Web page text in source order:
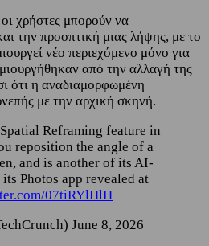
χρήστες μπορούν να
την προοπτική μιας λήψης, με το
νέο περιεχόμενο μόνο για
από την αλλαγή της
ότι η αναδιαμορφωμένη
με την αρχική σκηνή.
Reframing feature in
reposition the angle of a
and is another of its AI-
Photos app revealed at
07tiRYlHlH
June 8, 2026